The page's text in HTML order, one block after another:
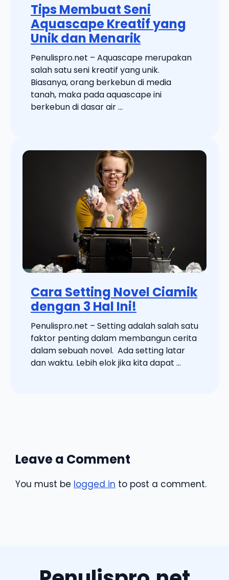
Tips Membuat Seni
Aquascape Kreatif yang
Unik dan Menarik
Penulispro.net – Aquascape merupakan
salah satu seni kreatif yang unik.
Biasanya, orang berkebun di media
tanah, maka pada aquascape ini
berkebun di dasar air ...
Cara Setting Novel Ciamik
dengan 3 Hal Ini!
Penulispro.net – Setting adalah salah satu
faktor penting dalam membangun cerita
dalam sebuah novel. Ada setting latar
dan waktu. Lebih elok jika kita dapat ...
Leave a Comment
You must be logged in to post a comment.